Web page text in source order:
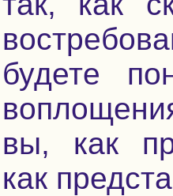
будете
вы, как
как